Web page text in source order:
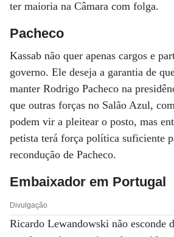
ter maioria na Câmara com folga.
Pacheco
Kassab não quer apenas cargos e
governo. Ele deseja a garantia de
manter Rodrigo Pacheco na
que outras forças no Salão Azul,
podem vir a pleitear o posto, mas
petista terá força política suficiente
recondução de Pacheco.
Embaixador em Portugal
Divulgação
Ricardo Lewandowski não esconde